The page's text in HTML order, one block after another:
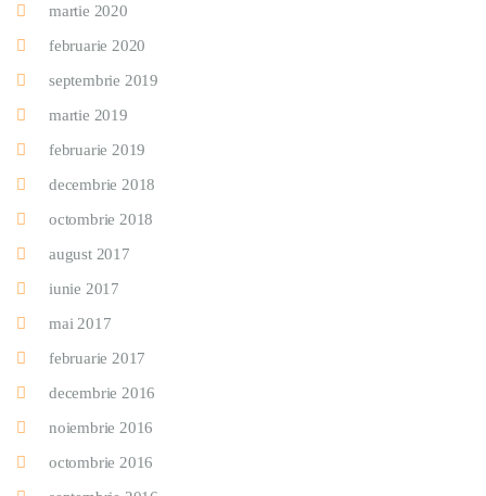
martie 2020
februarie 2020
septembrie 2019
martie 2019
februarie 2019
decembrie 2018
octombrie 2018
august 2017
iunie 2017
mai 2017
februarie 2017
decembrie 2016
noiembrie 2016
octombrie 2016